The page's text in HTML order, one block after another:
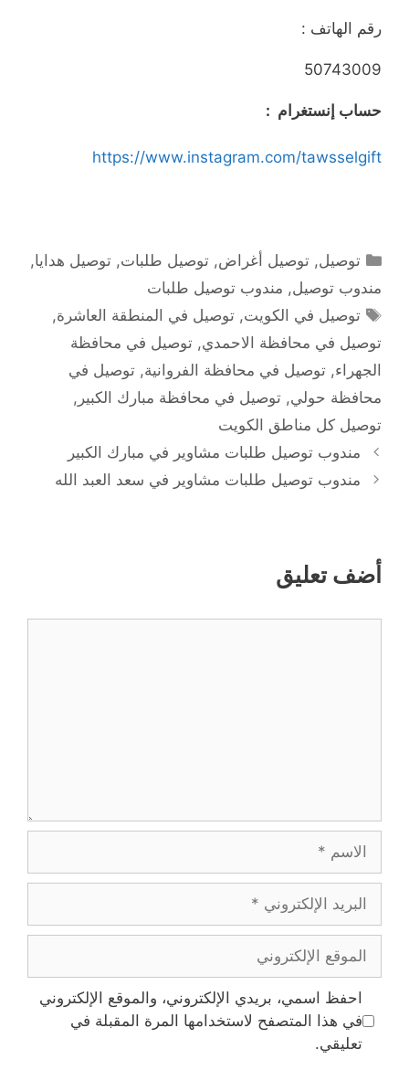
رقم الهاتف :
50743009
حساب إنستغرام :
https://www.instagram.com/tawsselgift
التصنيفات
توصيل,توصيل أغراض,توصيل طلبات,توصيل هدايا,
مندوب توصيل, مندوب توصيل طلبات
الوسوم
توصيل في الكويت,توصيل في المنطقة العاشرة,
توصيل في محافظة الاحمدي, توصيل في محافظة
الجهراء, توصيل في محافظة الفروانية, توصيل في
محافظة حولي, توصيل في محافظة مبارك الكبير ,
توصيل كل مناطق الكويت
مندوب توصيل طلبات مشاوير في مبارك الكبير
مندوب توصيل طلبات مشاوير في سعد العبد الله
أضف تعليق
الإلكتروني
الإلكتروني
احفظ اسمي، بريدي الإلكتروني، والموقع الإلكتروني
في هذا المتصفح لاستخدامها المرة المقبلة في
تعليقي.